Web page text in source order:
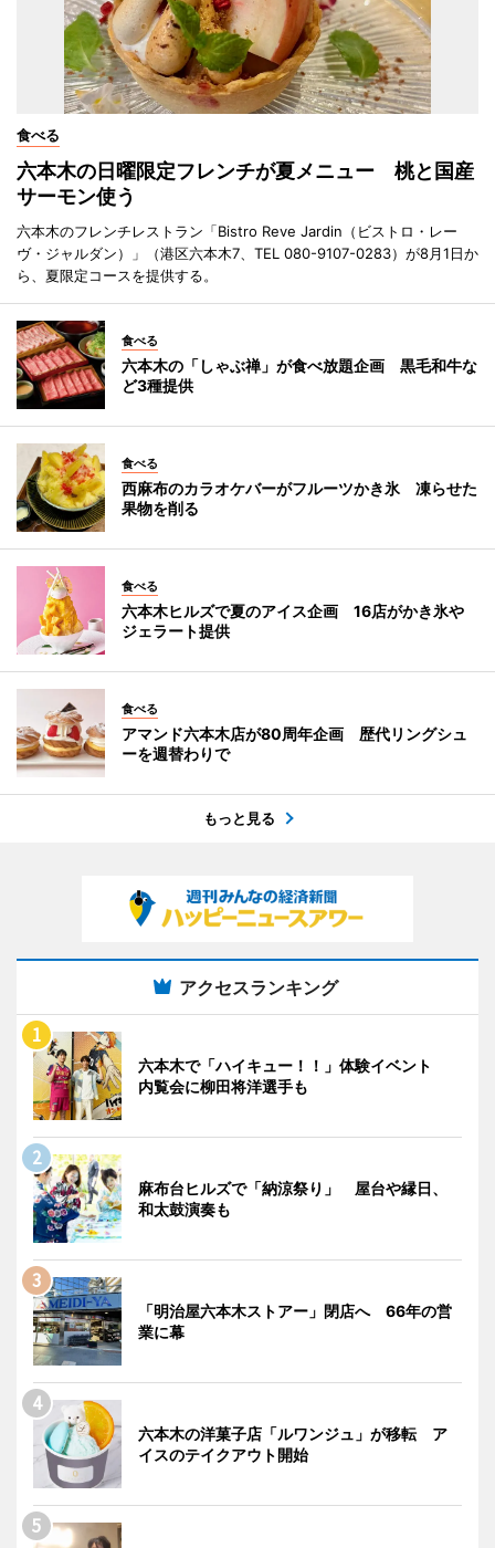
食べる
六本木の日曜限定フレンチが夏メニュー 桃と国産
サーモン使う
六本木のフレンチレストラン「Bistro Reve Jardin（ビストロ・レー
ヴ・ジャルダン）」（港区六本木7、TEL 080-9107-0283）が8月1日か
ら、夏限定コースを提供する。
食べる
六本木の「しゃぶ禅」が食べ放題企画 黒毛和牛な
ど3種提供
食べる
西麻布のカラオケバーがフルーツかき氷 凍らせた
果物を削る
食べる
六本木ヒルズで夏のアイス企画 16店がかき氷や
ジェラート提供
食べる
アマンド六本木店が80周年企画 歴代リングシュ
ーを週替わりで
もっと見る
アクセスランキング
六本木で「ハイキュー！！」体験イベント
内覧会に柳田将洋選手も
麻布台ヒルズで「納涼祭り」 屋台や縁日、
和太鼓演奏も
「明治屋六本木ストアー」閉店へ 66年の営
業に幕
六本木の洋菓子店「ルワンジュ」が移転 ア
イスのテイクアウト開始